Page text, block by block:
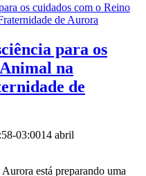
os cuidados com o Reino
de Aurora
para os
na
de
03:0014 abril
está preparando uma